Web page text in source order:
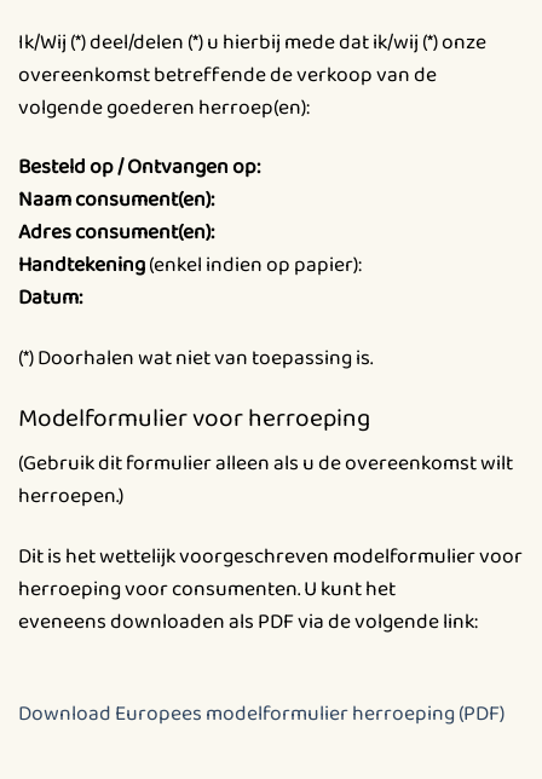
Ik/Wij (*) deel/delen (*) u hierbij mede dat ik/wij (*) onze
overeenkomst betreffende de verkoop van de
volgende goederen herroep(en):
Besteld op / Ontvangen op:
Naam consument(en):
Adres consument(en):
Handtekening(enkel indien op papier):
Datum:
(*) Doorhalen wat niet van toepassing is.
Modelformulier voor herroeping
(Gebruik dit formulier alleen als u de overeenkomst wilt
herroepen.)
Dit is het wettelijk voorgeschreven modelformulier voor
herroeping voor consumenten. U kunt het
eveneens downloaden als PDF via de volgende link:
Download Europees modelformulier herroeping (PDF)